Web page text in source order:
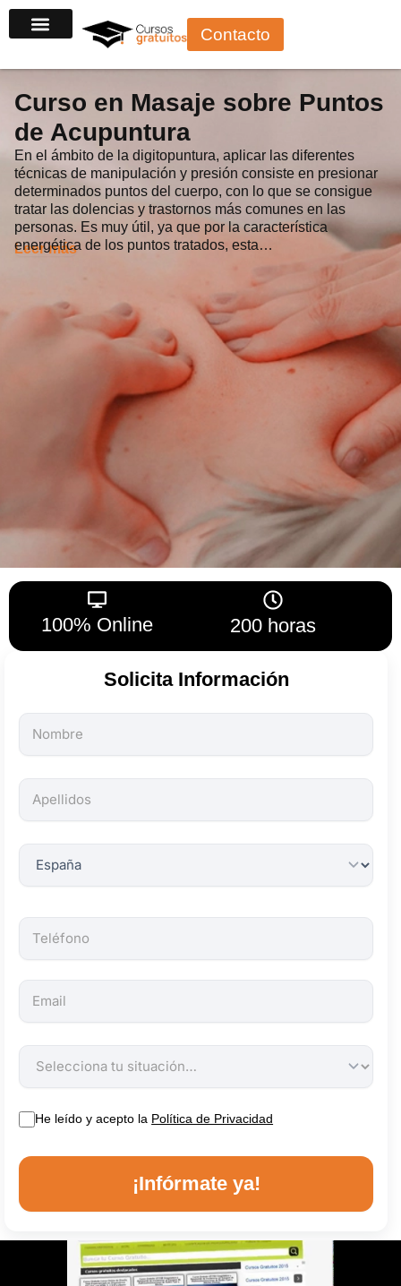
al
Contacto
Curso en Masaje sobre Puntos
de Acupuntura
En el ámbito de la digitopuntura, aplicar las diferentes
técnicas de manipulación y presión consiste en presionar
determinados puntos del cuerpo, con lo que se consigue
tratar las dolencias y trastornos más comunes en las
personas. Es muy útil, ya que por la característica
energética de los puntos tratados, esta…
Leer más
100% Online 200 horas
Solicita Información
Todos
los
son
obligatorios.
He leído y acepto la Política de Privacidad
¡Infórmate ya!